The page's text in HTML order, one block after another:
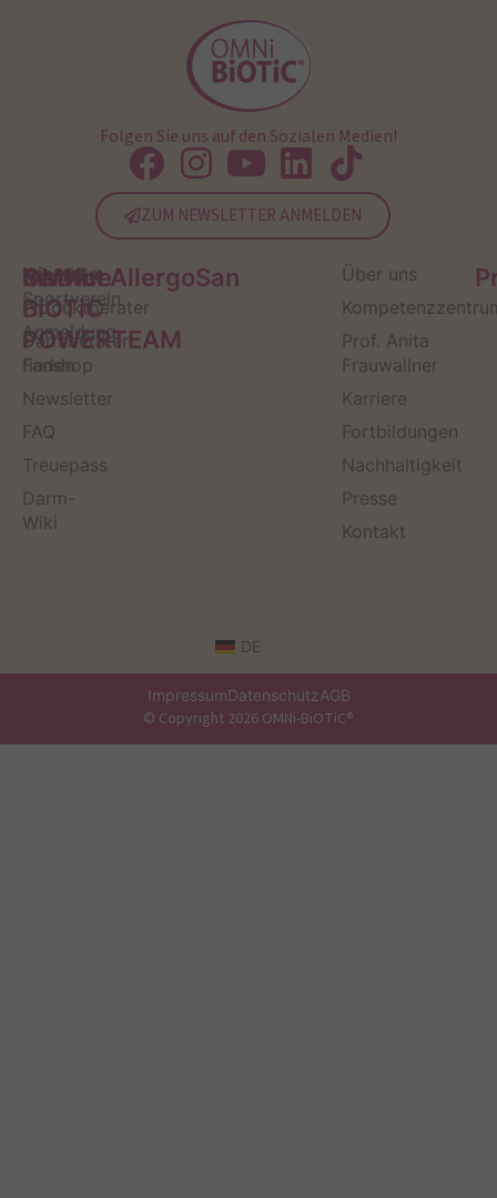
Folgen Sie uns auf den Sozialen Medien!
ZUM NEWSLETTER ANMELDEN
Service
Kontakt
Produktberater
Darmberater
finden
Newsletter
FAQ
Treuepass
Darm-
Wiki
OMNi-
BiOTiC
POWERTEAM
Infos zum
Sportverein
Anmeldung
Fanshop
Institut AllergoSan
Über uns
Prof. Anita
Frauwallner
Karriere
Fortbildungen
Nachhaltigkeit
Presse
Kontakt
DE
ImpressumDatenschutzAGB
© Copyright 2026 OMNi-BiOTiC®